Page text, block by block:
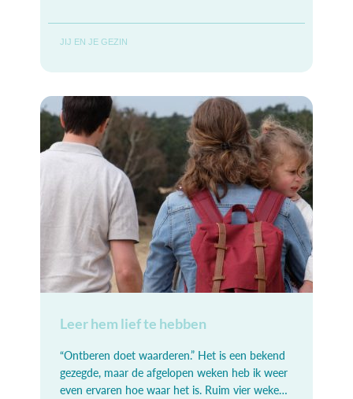
JIJ EN JE GEZIN
Leer hem lief te hebben
“Ontberen doet waarderen.” Het is een bekend
gezegde, maar de afgelopen weken heb ik weer
even ervaren hoe waar het is. Ruim vier weken